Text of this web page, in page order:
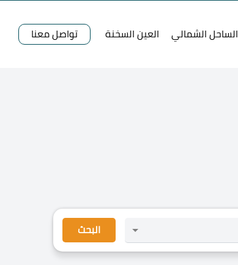
الساحل الشمالي العين السخنة تواصل معنا
البحث